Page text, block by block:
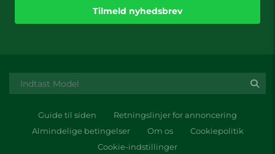
Tilmeld nyhedsbrev
Guide til siden
Retningslinjer for annoncering
Almindelige betingelser
Om os
Cookiepolitik
Cookie-indstillinger